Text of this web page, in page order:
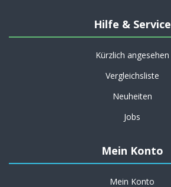
Hilfe & Service
Kürzlich angesehen
Vergleichsliste
Neuheiten
Jobs
Mein Konto
Mein Konto